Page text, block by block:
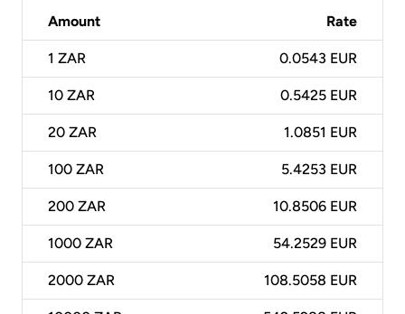
Amount Rate
1 ZAR 0.0543 EUR
10 ZAR 0.5425 EUR
20 ZAR 1.0851 EUR
100 ZAR 5.4253 EUR
200 ZAR 10.8506 EUR
1000 ZAR 54.2529 EUR
2000 ZAR 108.5058 EUR